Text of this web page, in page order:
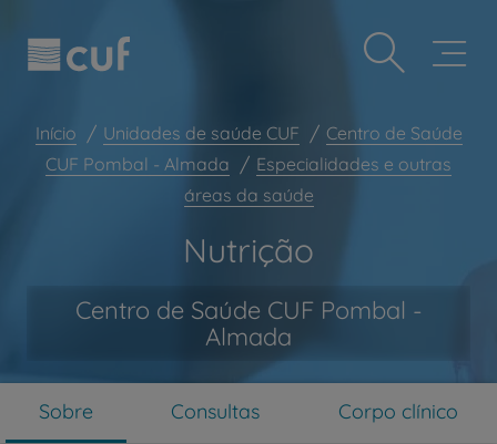
este
inclui
sistema
acessibilidade.
para
conteúdo
Prevenção e bem-estar
Grandes Áreas da Saúde
Plano +CUF
Clientes e acompanhantes
Para profissionais
Contacte-nos
Início Unidades de saúde CUF
Centro de Saúde
CUF Pombal - Almada
Especialidades e outras
áreas da saúde
Nutrição
Centro de Saúde CUF Pombal -
Almada
Sobre Consultas Corpo clínico